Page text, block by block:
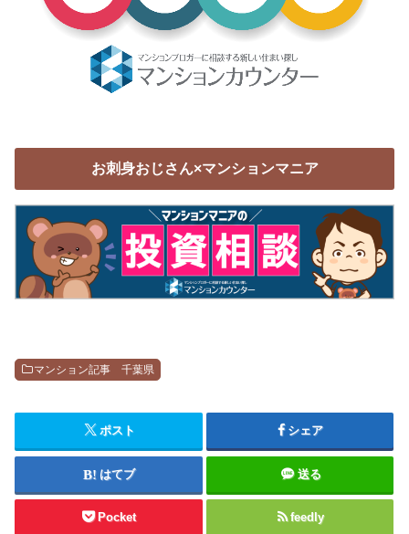
お刺身おじさん×マンションマニア
マンション記事 千葉県
ポスト シェア
はてブ 送る
Pocket feedly